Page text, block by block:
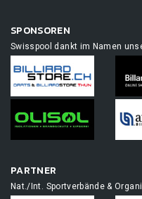
SPONSOREN
Swisspool dankt im Namen
PARTNER
Nat./Int. Sportverbände &